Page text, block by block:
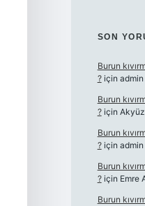
SON
Burun
?için admin
Burun
?için Akyüz
Burun
?için admin
Burun
?için Emre
Burun